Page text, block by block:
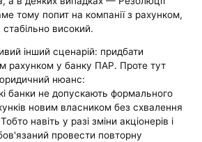
тому попит на компанії з рахунком,
високий.
інший сценарій: придбати
рахунком у банку ПАР. Проте тут
нюанс:
банки не допускають формального
новим власником без схвалення
навіть у разі зміни акціонерів і
провести повторну